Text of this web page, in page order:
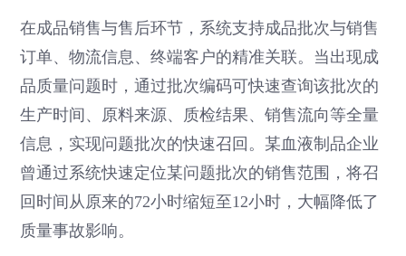
在成品销售与售后环节，系统支持成品批次与销售
订单、物流信息、终端客户的精准关联。当出现成
品质量问题时，通过批次编码可快速查询该批次的
生产时间、原料来源、质检结果、销售流向等全量
信息，实现问题批次的快速召回。某血液制品企业
曾通过系统快速定位某问题批次的销售范围，将召
回时间从原来的72小时缩短至12小时，大幅降低了
质量事故影响。